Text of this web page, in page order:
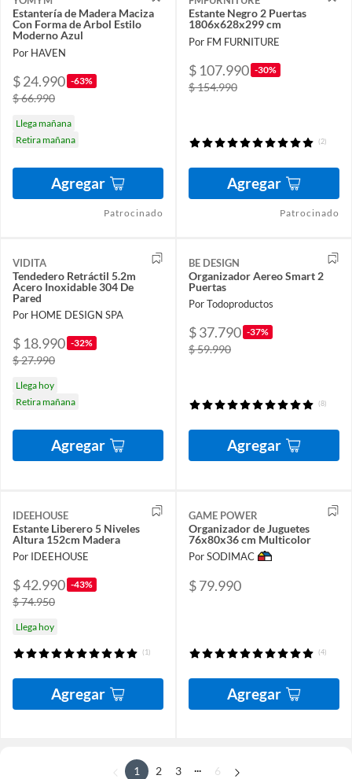
Estantería de Madera Maciza
Con Forma de Arbol Estilo
Moderno Azul
Por HAVEN
$ 24.990 -63%
$ 66.990
Llega mañana
Retira mañana
Agregar
Patrocinado
Estante Negro 2 Puertas
1806x628x299 cm
Por FM FURNITURE
$ 107.990 -30%
$ 154.990
(2)
Agregar
Patrocinado
VIDITA
Tendedero Retráctil 5.2m
Acero Inoxidable 304 De
Pared
Por HOME DESIGN SPA
$ 18.990 -32%
$ 27.990
Llega hoy
Retira mañana
Agregar
BE DESIGN
Organizador Aereo Smart 2
Puertas
Por Todoproductos
$ 37.790 -37%
$ 59.990
(8)
Agregar
IDEEHOUSE
Estante Liberero 5 Niveles
Altura 152cm Madera
Por IDEEHOUSE
$ 42.990 -43%
$ 74.950
Llega hoy
(1)
Agregar
GAME POWER
Organizador de Juguetes
76x80x36 cm Multicolor
Por SODIMAC
$ 79.990
(4)
Agregar
1 2 3 ... 6